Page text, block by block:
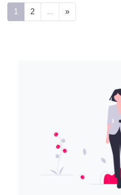
1 2 ... »